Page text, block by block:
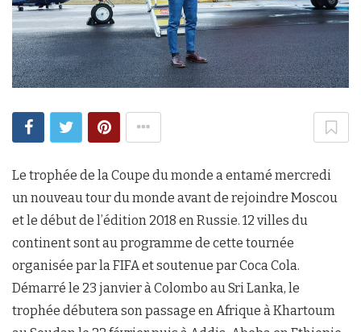
Le trophée de la Coupe du monde a entamé mercredi
un nouveau tour du monde avant de rejoindre Moscou
et le début de l’édition 2018 en Russie. 12 villes du
continent sont au programme de cette tournée
organisée par la FIFA et soutenue par Coca Cola.
Démarré le 23 janvier à Colombo au Sri Lanka, le
trophée débutera son passage en Afrique à Khartoum